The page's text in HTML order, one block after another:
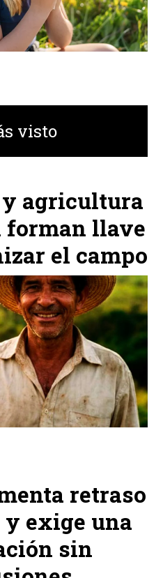
visto
y agricultura
forman llave
el campo
retraso
exige una
sin